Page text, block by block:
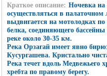
Краткое описание: Ночевка на
осуществляться в палаточном
выдвигается на мотолодках по
белка, соединяющего
реке около 30-35 км.
Река Орзагай имеет явно
Кусургашева. Кристально
Река течет вдоль Медвежьего
хребта по правому берегу.